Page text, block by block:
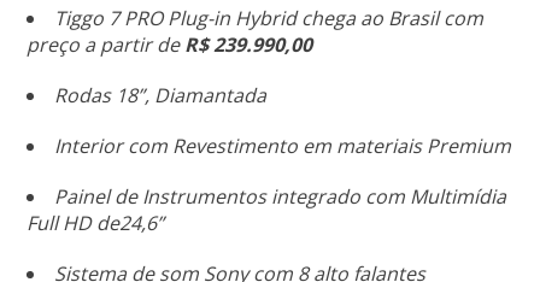
Tiggo 7 PRO Plug-in Hybrid chega ao Brasil com
preço a partir deR$ 239.990,00
Rodas 18”, Diamantada
Interior com Revestimento em materiais Premium
Painel de Instrumentos integrado com Multimídia
Full HD de24,6”
Sistema de som Sony com 8 alto falantes